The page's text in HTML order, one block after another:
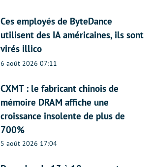
Ces employés de ByteDance
utilisent des IA américaines, ils sont
virés illico
6 août 2026 07:11
CXMT : le fabricant chinois de
mémoire DRAM affiche une
croissance insolente de plus de
700%
5 août 2026 17:04